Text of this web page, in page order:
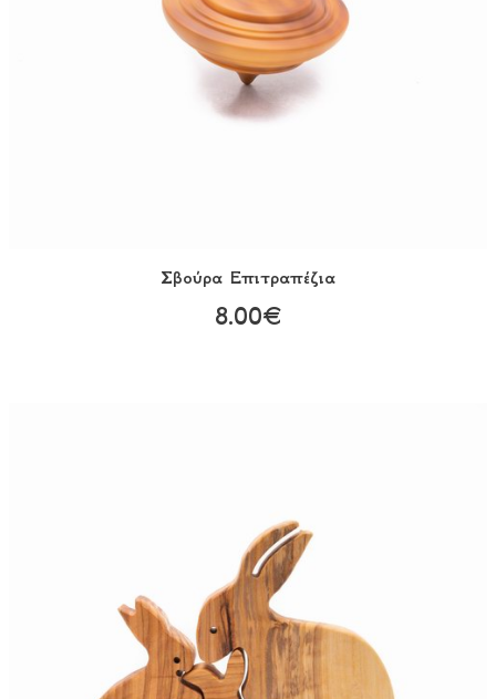
Σβούρα Eπιτραπέζια
8.00€